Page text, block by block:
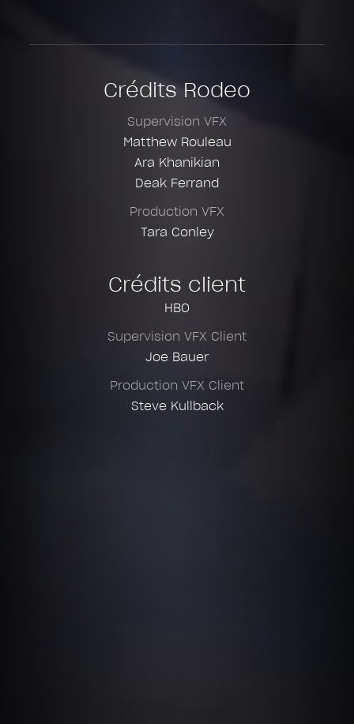
Crédits Rodeo
Supervision VFX
Matthew Rouleau
Ara Khanikian
Deak Ferrand
Production VFX
Tara Conley
Crédits client
HBO
Supervision VFX Client
Joe Bauer
Production VFX Client
Steve Kullback